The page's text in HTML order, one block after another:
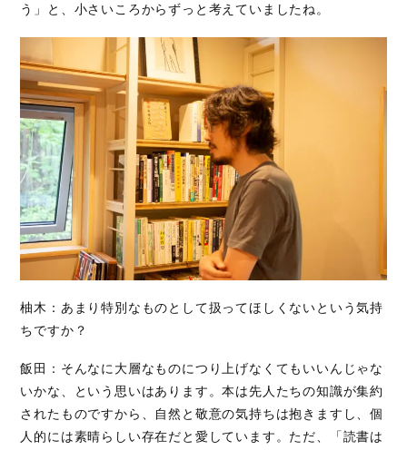
う」と、小さいころからずっと考えていましたね。
柚木：あまり特別なものとして扱ってほしくないという気持
ちですか？
飯田：そんなに大層なものにつり上げなくてもいいんじゃな
いかな、という思いはあります。本は先人たちの知識が集約
されたものですから、自然と敬意の気持ちは抱きますし、個
人的には素晴らしい存在だと愛しています。ただ、「読書は